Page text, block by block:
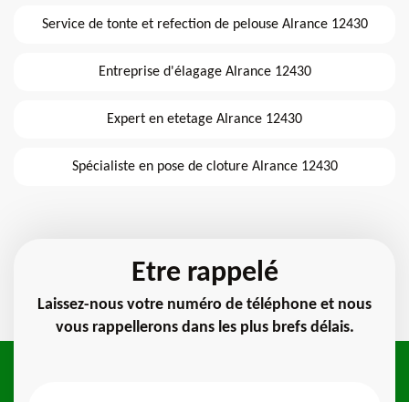
Service de tonte et refection de pelouse Alrance 12430
Entreprise d'élagage Alrance 12430
Expert en etetage Alrance 12430
Spécialiste en pose de cloture Alrance 12430
Etre rappelé
Laissez-nous votre numéro de téléphone et nous
vous rappellerons dans les plus brefs délais.